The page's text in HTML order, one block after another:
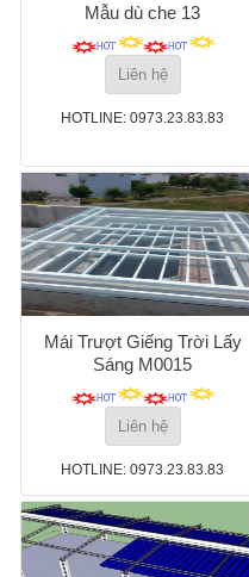
Mẫu dù che 13
Liên hệ
HOTLINE: 0973.23.83.83
Mái Trượt Giếng Trời Lấy
Sáng M0015
Liên hệ
HOTLINE: 0973.23.83.83